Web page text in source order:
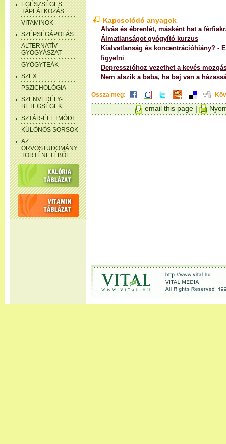
EGÉSZSÉGES
TÁPLÁLKOZÁS
VITAMINOK
SZÉPSÉGÁPOLÁS
ALTERNATÍV
GYÓGYÁSZAT
GYÓGYTEÁK
SZEX
PSZICHOLÓGIA
SZENVEDÉLY-
BETEGSÉGEK
SZTÁR-ÉLETMÓDI
KÜLÖNÖS SORSOK
AZ
ORVOSTUDOMÁNY
TÖRTÉNETÉBŐL
Kapcsolódó anyagok
Alvás és ébrenlét, másként hat a
Álmatlanságot gyógyító kurzus
Kialvatlanság és koncentrációhiány? -
figyelni
Depresszióhoz vezethet a kevés
Nem alszik a baba, ha baj van a
Ossza meg:
email this page |